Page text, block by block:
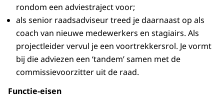
rondom een adviestraject voor;
als senior raadsadviseur treed je daarnaast op als
coach van nieuwe medewerkers en stagiairs. Als
projectleider vervul je een voortrekkersrol. Je vormt
bij die adviezen een ‘tandem’ samen met de
commissievoorzitter uit de raad.
Functie-eisen